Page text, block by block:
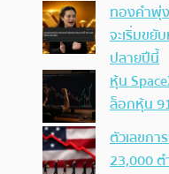
ทองคำพุ่
จะเริ่มขยั
ปลายปีนี้
หุ้น
ล็อกหุ้น
ตัวเลขก
23,000